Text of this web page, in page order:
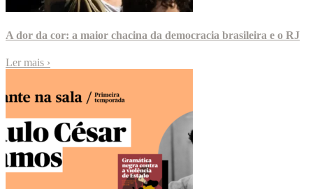
A dor da cor: a maior chacina da democracia brasileira e o RJ
Ler mais ›